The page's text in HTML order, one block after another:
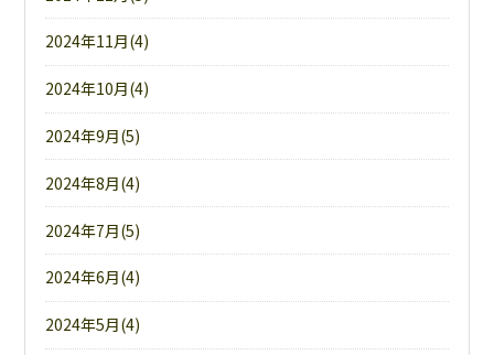
2024年11月(4)
2024年10月(4)
2024年9月(5)
2024年8月(4)
2024年7月(5)
2024年6月(4)
2024年5月(4)